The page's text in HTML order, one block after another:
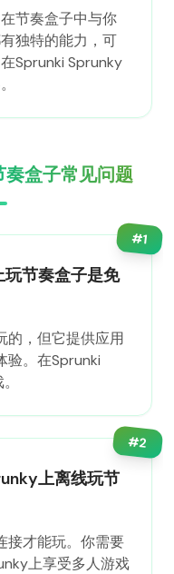
节奏盒子中与你
独特的能力，可
Sprunki Sprunky
盒子常见问题
#1
节奏盒子是免
的，但它提供应用
验。在Sprunki
#2
上离线玩节
接才能玩。你需要
上享受多人游戏